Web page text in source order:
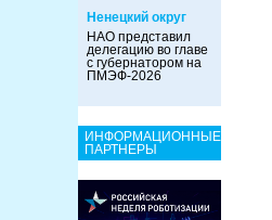
Ненецкий округ
НАО представил
делегацию во главе
с губернатором на
ПМЭФ-2026
ИНФОРМАЦИОННЫЕ
ПАРТНЕРЫ